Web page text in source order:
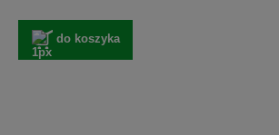
do koszyka